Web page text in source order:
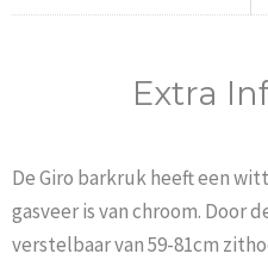
Extra
De Giro barkruk heeft een
gasveer is van chroom. Door
verstelbaar van 59-81cm